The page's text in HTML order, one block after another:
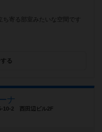
寄る部室みたいな空間です
る
ナ
10-2 西田辺ビル2F